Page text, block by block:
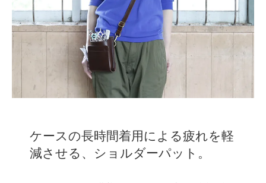
ケースの長時間着用による疲れを軽
減させる、ショルダーパット。